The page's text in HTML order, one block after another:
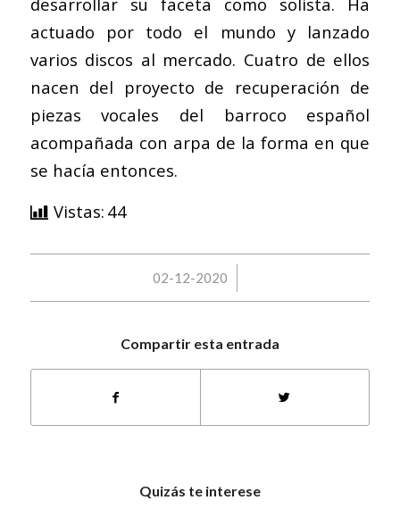
actuado por todo el mundo y lanzado
varios discos al mercado. Cuatro de ellos
nacen del proyecto de recuperación de
piezas vocales del barroco español
acompañada con arpa de la forma en que
se hacía entonces.
Vistas: 44
02-12-2020
/
Compartir esta entrada
Quizás te interese